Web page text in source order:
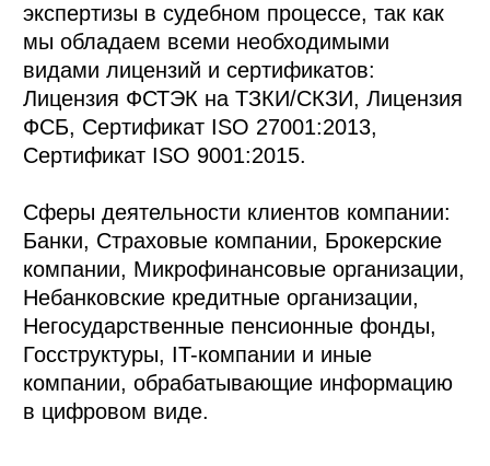
экспертизы в судебном процессе, так как
мы обладаем всеми необходимыми
видами лицензий и сертификатов:
Лицензия ФСТЭК на ТЗКИ/СКЗИ, Лицензия
ФСБ, Сертификат ISO 27001:2013,
Сертификат ISO 9001:2015.
Сферы деятельности клиентов компании:
Банки, Страховые компании, Брокерские
компании, Микрофинансовые организации,
Небанковские кредитные организации,
Негосударственные пенсионные фонды,
Госструктуры, IT-компании и иные
компании, обрабатывающие информацию
в цифровом виде.